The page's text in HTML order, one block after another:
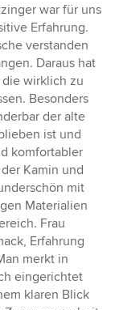
war für uns
Erfahrung.
verstanden
Daraus hat
wirklich zu
Besonders
der alte
ist und
komfortabler
Kamin und
mit
Materialien
Frau
Erfahrung
merkt in
eingerichtet
klaren Blick